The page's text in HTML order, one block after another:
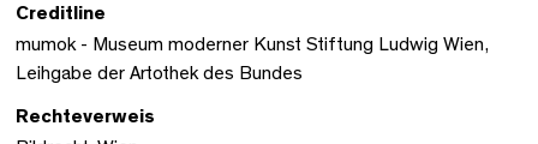
Creditline
mumok - Museum moderner Kunst Stiftung Ludwig Wien,
Leihgabe der Artothek des Bundes
Rechteverweis